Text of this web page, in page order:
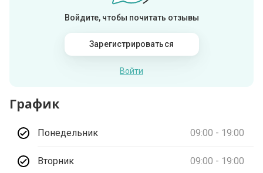
Войдите, чтобы почитать отзывы
Зарегистрироваться
Войти
График
Понедельник 09:00 - 19:00
Вторник 09:00 - 19:00